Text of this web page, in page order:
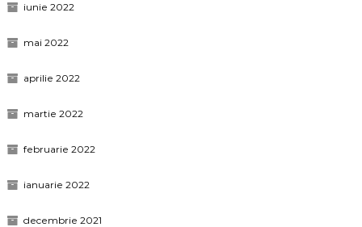
iunie 2022
mai 2022
aprilie 2022
martie 2022
februarie 2022
ianuarie 2022
decembrie 2021